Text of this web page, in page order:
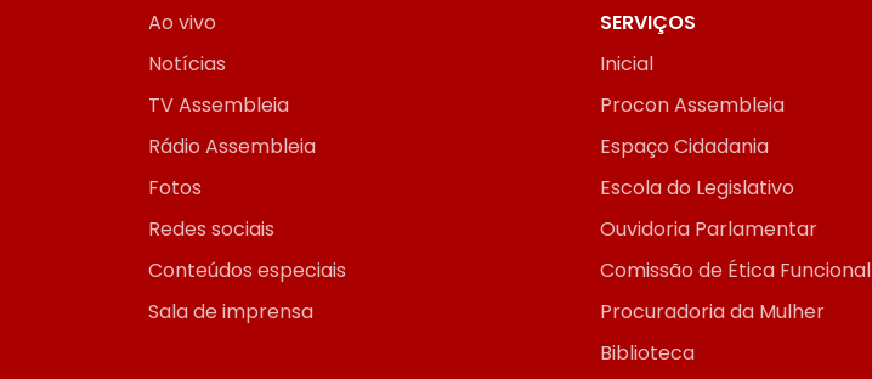
Ao vivo
Notícias
TV Assembleia
Rádio Assembleia
Fotos
Redes sociais
Conteúdos especiais
Sala de imprensa
SERVIÇOS
Inicial
Procon Assembleia
Espaço Cidadania
Escola do Legislativo
Ouvidoria Parlamentar
Comissão de Ética Funcional
Procuradoria da Mulher
Biblioteca